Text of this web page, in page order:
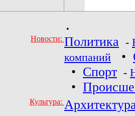
•
Новости: Политика -
компаний
•
• Спорт -
•
Культура: